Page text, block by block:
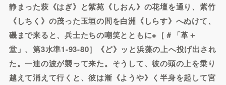
静まった萩《はぎ》と紫苑《しおん》の花壇を通り、紫竹
《しちく》の茂った玉垣の間を白洲《しらす》へぬけて、
磯まで来ると、兵士たちの嘲笑とともに※［＃「革＋
堂」、第3水準1-93-80］《ど》ッと浜藻の上へ投げ出され
た。一連の波が襲って来た。そうして、彼の頭の上を乗り
越えて消えて行くと、彼は漸《ようや》く半身を起して宮